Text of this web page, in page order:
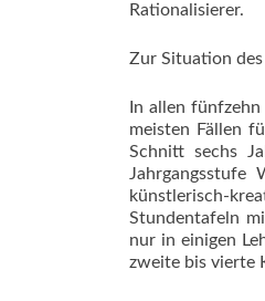
Rationalisierer.
Zur Situation
In allen
meisten Fällen
Schnitt sechs
künstlerisch-
Stundentafeln
nur in einigen
zweite bis vierte